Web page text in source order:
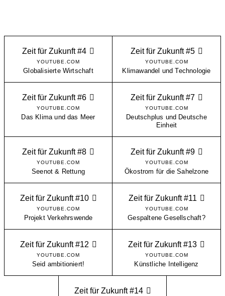
Zeit für Zukunft #4
YOUTUBE.COM
Globalisierte Wirtschaft
Zeit für Zukunft #5
YOUTUBE.COM
Klimawandel und Technologie
Zeit für Zukunft #6
YOUTUBE.COM
Das Klima und das Meer
Zeit für Zukunft #7
YOUTUBE.COM
Deutschplus und Deutsche
Einheit
Zeit für Zukunft #8
YOUTUBE.COM
Seenot & Rettung
Zeit für Zukunft #9
YOUTUBE.COM
Ökostrom für die Sahelzone
Zeit für Zukunft #10
YOUTUBE.COM
Projekt Verkehrswende
Zeit für Zukunft #11
YOUTUBE.COM
Gespaltene Gesellschaft?
Zeit für Zukunft #12
YOUTUBE.COM
Seid ambitioniert!
Zeit für Zukunft #13
YOUTUBE.COM
Künstliche Intelligenz
Zeit für Zukunft #14